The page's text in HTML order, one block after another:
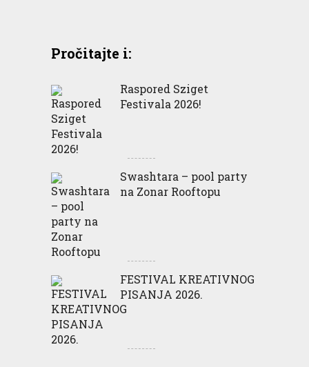
Pročitajte i:
Raspored Sziget
Festivala 2026!
Swashtara – pool party
na Zonar Rooftopu
FESTIVAL KREATIVNOG
PISANJA 2026.